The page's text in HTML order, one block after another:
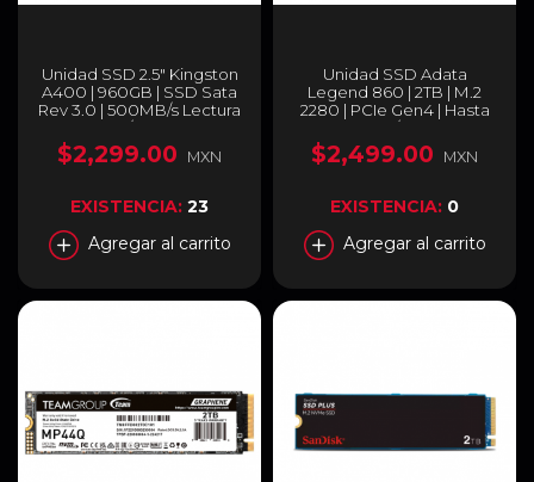
Unidad SSD 2.5" Kingston
A400 | 960GB | SSD Sata
Rev 3.0 | 500MB/s Lectura
| 450MB/s Escritura |
SA400S37/960G
$2,299.00 MXN
EXISTENCIA: 23
Agregar al carrito
Unidad SSD Adata
Legend 860 | 2TB | M.2
2280 | PCIe Gen4 | Hasta
6000MB/s Lectura
(5000MB/s en PS5) |
Hasta 5000MB/s Escritura
$2,499.00 MXN
EXISTENCIA: 0
Agregar al carrito